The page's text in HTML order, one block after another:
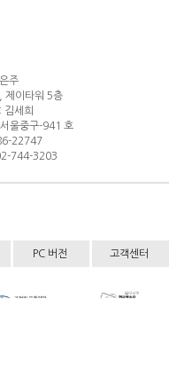
주
제이타워 5층
김세희
울중구-941 호
22747
744-3203
PC 버전 고객센터